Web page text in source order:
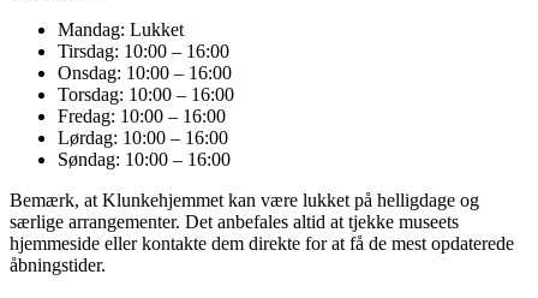
Mandag: Lukket
Tirsdag: 10:00 – 16:00
Onsdag: 10:00 – 16:00
Torsdag: 10:00 – 16:00
Fredag: 10:00 – 16:00
Lørdag: 10:00 – 16:00
Søndag: 10:00 – 16:00
Bemærk, at Klunkehjemmet kan være lukket på helligdage og
særlige arrangementer. Det anbefales altid at tjekke museets
hjemmeside eller kontakte dem direkte for at få de mest opdaterede
åbningstider.